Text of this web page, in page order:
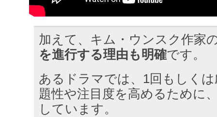
加えて、キム・ウンスク作家
を進行する理由も明確です。
あるドラマでは、1回もしく
題性や注目度を高めるために
しています。